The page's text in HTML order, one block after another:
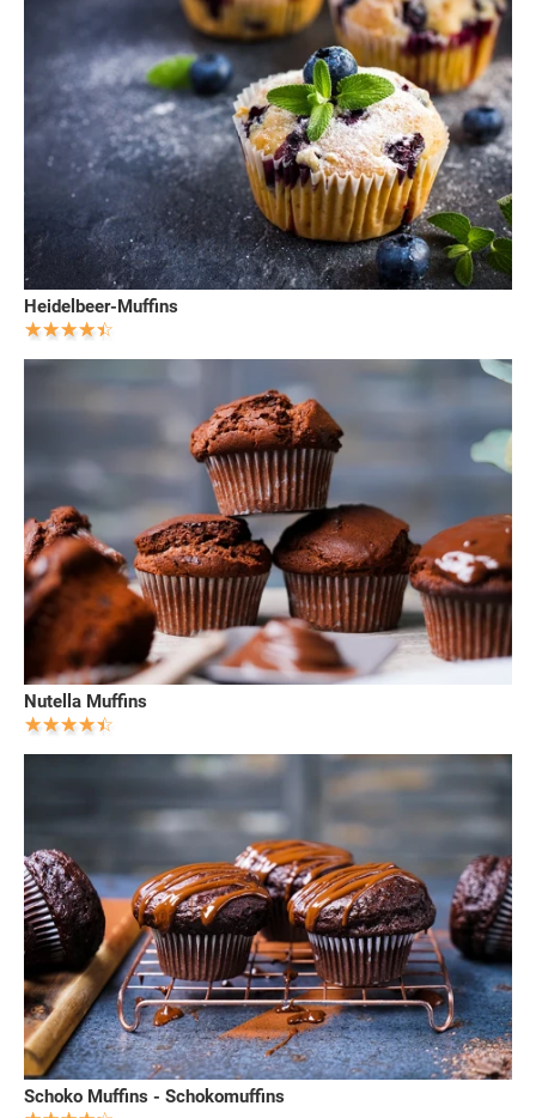
Heidelbeer-Muffins
Nutella Muffins
Schoko Muffins - Schokomuffins